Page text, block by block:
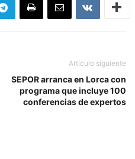
Artículo siguiente
SEPOR arranca en Lorca con
programa que incluye 100
conferencias de expertos